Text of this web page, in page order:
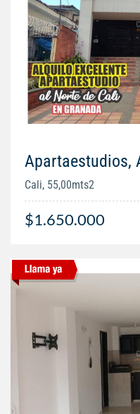
Apartaestudios,
Cali, 55,00mts2
$1.650.000